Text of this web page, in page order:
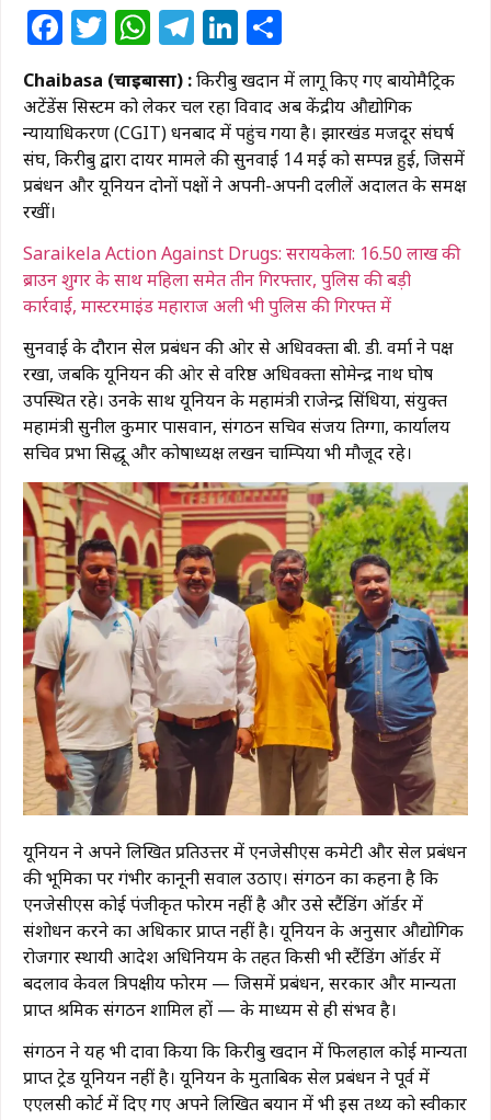
Facebook
Twitter
WhatsApp
Telegram
LinkedIn
Chaibasa (चाईबासा) :किरीबुरू खदान में लागू किए गए बायोमैट्रिक
अटेंडेंस सिस्टम को लेकर चल रहा विवाद अब केंद्रीय औद्योगिक
न्यायाधिकरण (CGIT) धनबाद में पहुंच गया है। झारखंड मजदूर संघर्ष
संघ, किरीबुरू द्वारा दायर मामले की सुनवाई 14 मई को सम्पन्न हुई, जिसमें
प्रबंधन और यूनियन दोनों पक्षों ने अपनी-अपनी दलीलें अदालत के समक्ष
रखीं।
Saraikela Action Against Drugs: सरायकेला: 16.50 लाख की
ब्राउन शुगर के साथ महिला समेत तीन गिरफ्तार, पुलिस की बड़ी
कार्रवाई, मास्टरमाइंड महाराज अली भी पुलिस की गिरफ्त में
सुनवाई के दौरान सेल प्रबंधन की ओर से अधिवक्ता बी. डी. वर्मा ने पक्ष
रखा, जबकि यूनियन की ओर से वरिष्ठ अधिवक्ता सोमेन्द्र नाथ घोष
उपस्थित रहे। उनके साथ यूनियन के महामंत्री राजेन्द्र सिंधिया, संयुक्त
महामंत्री सुनील कुमार पासवान, संगठन सचिव संजय तिग्गा, कार्यालय
सचिव प्रभा सिद्धू और कोषाध्यक्ष लखन चाम्पिया भी मौजूद रहे।
यूनियन ने अपने लिखित प्रतिउत्तर में एनजेसीएस कमेटी और सेल प्रबंधन
की भूमिका पर गंभीर कानूनी सवाल उठाए। संगठन का कहना है कि
एनजेसीएस कोई पंजीकृत फोरम नहीं है और उसे स्टैंडिंग ऑर्डर में
संशोधन करने का अधिकार प्राप्त नहीं है। यूनियन के अनुसार औद्योगिक
रोजगार स्थायी आदेश अधिनियम के तहत किसी भी स्टैंडिंग ऑर्डर में
बदलाव केवल त्रिपक्षीय फोरम — जिसमें प्रबंधन, सरकार और मान्यता
प्राप्त श्रमिक संगठन शामिल हों — के माध्यम से ही संभव है।
संगठन ने यह भी दावा किया कि किरीबुरू खदान में फिलहाल कोई मान्यता
प्राप्त ट्रेड यूनियन नहीं है। यूनियन के मुताबिक सेल प्रबंधन ने पूर्व में
एएलसी कोर्ट में दिए गए अपने लिखित बयान में भी इस तथ्य को स्वीकार